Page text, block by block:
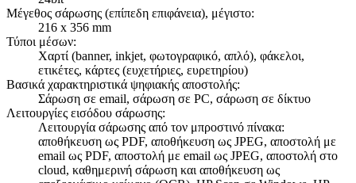
Μέγεθος σάρωσης (επίπεδη επιφάνεια), μέγιστο:
216 x 356 mm
Τύποι μέσων:
Χαρτί (banner, inkjet, φωτογραφικό, απλό), φάκελοι,
ετικέτες, κάρτες (ευχετήριες, ευρετηρίου)
Βασικά χαρακτηριστικά ψηφιακής αποστολής:
Σάρωση σε email, σάρωση σε PC, σάρωση σε δίκτυο
Λειτουργίες εισόδου σάρωσης:
Λειτουργία σάρωσης από τον μπροστινό πίνακα:
αποθήκευση ως PDF, αποθήκευση ως JPEG, αποστολή με
email ως PDF, αποστολή με email ως JPEG, αποστολή στο
cloud, καθημερινή σάρωση και αποθήκευση ως